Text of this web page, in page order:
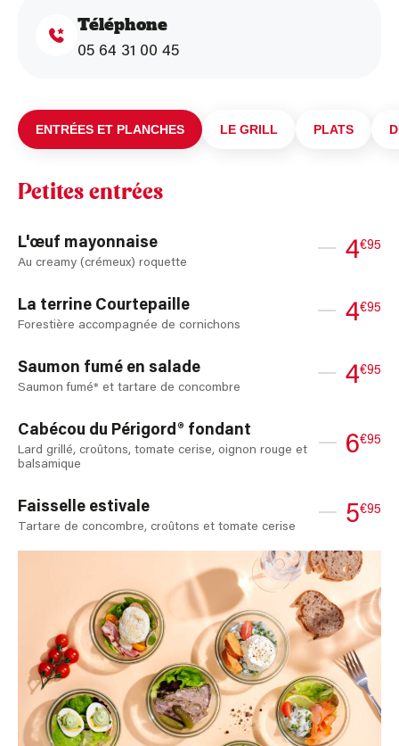
Téléphone
05 64 31 00 45
ENTRÉES ET PLANCHES LE GRILL PLATS
Petites entrées
L'œuf mayonnaise
Au creamy (crémeux) roquette 4€95
La terrine Courtepaille
Forestière accompagnée de cornichons 4€95
Saumon fumé en salade
Saumon fumé* et tartare de concombre 4€95
Cabécou du Périgord® fondant
Lard grillé, croûtons, tomate cerise, oignon rouge et
balsamique
6€95
Faisselle estivale
Tartare de concombre, croûtons et tomate cerise 5€95